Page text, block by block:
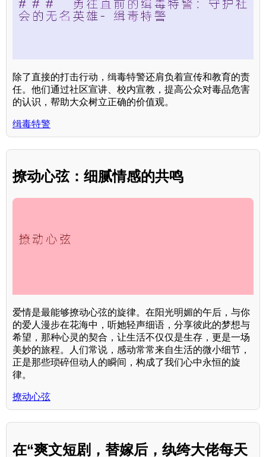
除了直接的打击行动，缉毒特警还肩负着宣传和教育的责
任。他们通过社区宣讲、校内宣教，提高公众对毒品危害
的认识，帮助大众树立正确的价值观。
缉毒特警
撩动心弦：细腻情感的共鸣
爱情是最能够撩动心弦的旋律。在阳光明媚的午后，与你
的爱人漫步在花海中，听她轻声细语，分享彼此的梦想与
希望，那种心灵的契合，让生活不仅仅是生存，更是一场
美妙的旅程。人们常说，感动常常来自生活的微小细节，
正是那些琐碎但动人的瞬间，构成了我们心中永恒的旋
律。
撩动心弦
在“爽文短剧，替嫁后，纨绔大佬每天